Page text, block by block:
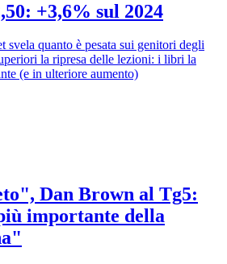
+3,6% sul 2024
svela quanto è pesata sui genitori degli
la ripresa delle lezioni: i libri la
(e in ulteriore aumento)
Dan Brown al Tg5:
importante della